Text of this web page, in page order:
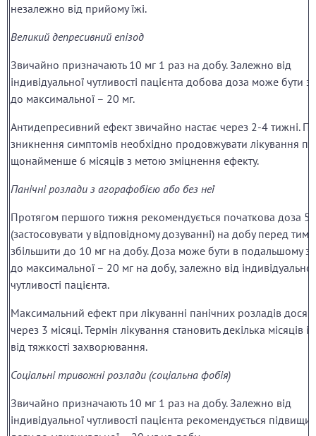
незалежно від прийому їжі.
Великий депресивний епізод
Звичайно призначають 10 мг 1 раз на добу. Залежно від
індивідуальної чутливості пацієнта добова доза може бути
до максимальної – 20 мг.
Антидепресивний ефект звичайно настає через 2-4 тижні.
зникнення симптомів необхідно продовжувати лікування
щонайменше 6 місяців з метою зміцнення ефекту.
Панічні розлади з агорафобією або без неї
Протягом першого тижня рекомендується початкова доза 5
(застосовувати у відповідному дозуванні) на добу перед тим,
збільшити до 10 мг на добу. Доза може бути в подальшому
до максимальної – 20 мг на добу, залежно від індивідуальної
чутливості пацієнта.
Максимальний ефект при лікуванні панічних розладів
через 3 місяці. Термін лікування становить декілька місяців і
від тяжкості захворювання.
Соціальні тривожні розлади (соціальна фобія)
Звичайно призначають 10 мг 1 раз на добу. Залежно від
індивідуальної чутливості пацієнта рекомендується